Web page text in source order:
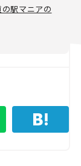
駅マニアの